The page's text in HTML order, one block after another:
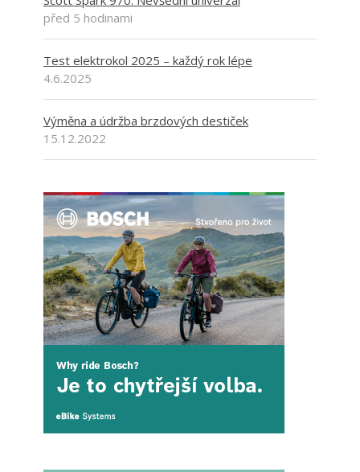
před 5 hodinami
Test elektrokol 2025 – každý rok lépe
4.6.2025
Výměna a údržba brzdových destiček
15.12.2022